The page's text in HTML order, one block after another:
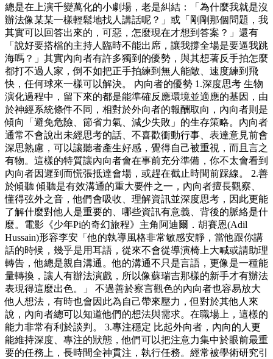
總是在上演千變萬化的小劇場，老是糾結：「為什麼我就是沒
辦法像某某一樣輕鬆地找人講話呢？」或「剛剛那個問題，我
其實可以回答出來的，可惡，怎麼現在才想到答案？」還有
「說好要搭檔的主持人臨時不能出席，讓我撐全場是要逼我跳
海嗎？」其實內向者有許多獨到的優勢，與其想著反手拍怎麼
都打不過人家，倒不如把正手拍練到無人能敵、速度練到飛
快，任何球來一樣可以解決。 內向者的優勢 1.深度思考 生物
演化過程中，留下來的都是能準確反應環境並適應的基因，由
於神經系統條件不同，相對於外向者的報酬取向，內向者則是
傾向「避免危險、節省力氣、減少失敗」的生存策略。內向者
通常不會說出未經思考的話、不喜歡衝動行事、表達意見前會
深思熟慮，可以讓聽者產生好感，覺得自己被重視，而且言之
有物。這樣的特質讓內向者會在事前充分準備，你不太會看到
內向者因遲到而慌張抵達會場，或趕在截止時間前踩線。 2.善
於傾聽 傾聽是有效溝通的重大要件之一，內向者擅長觀察、
懂得弦外之音，他們會吸收、理解資訊並深度思考，因此更能
了解什麼對他人是重要的、哪些資訊有意義、背後的脈絡是什
麼。電影《少年Pi的奇幻旅程》主角阿迪爾．胡賽恩(Adil
Hussain)形容李安「他的執導風格非常敏感安靜，當他跟你講
話的時候，幾乎是用耳語，從來不會從導演椅上大喊或請助理
轉告，他總是親自溝通。他的溝通不只是言語，更像是一種能
量轉換，讓人有辦法演戲，所以像蘇瑞吉那樣的新手才有辦法
表現得這麼出色。」 不過善於察言觀色的內向者也容易放大
他人想法，有時也會因此為自己帶來壓力，但對於其他人來
說，內向者總可以知道他們的想法與需求。在職場上，這樣的
能力非常有利於談判。 3.專注穩定 比起外向者，內向的人更
能維持深度、專注的狀態，他們可以把注意力集中於眼前最重
要的任務上，長時間全神貫注，執行任務。經常被學術研究引